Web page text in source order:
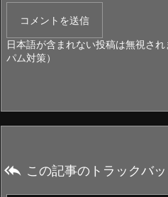
日本語が含まれない投稿は無視さ
パム対策）
 この記事のトラックバ